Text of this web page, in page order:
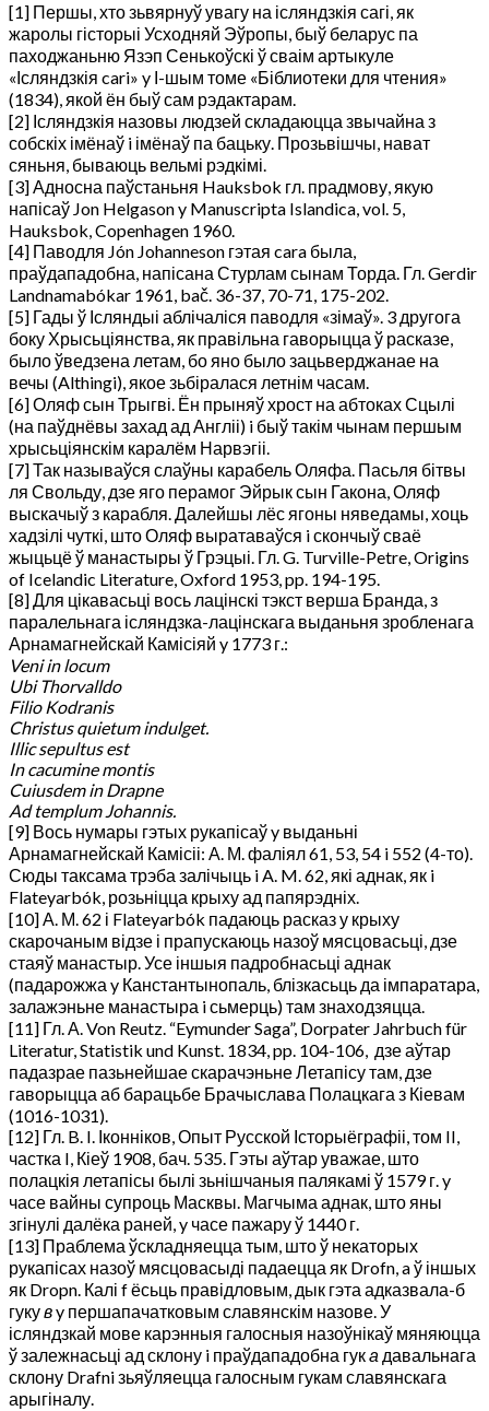
[1] Першы, хто зьвярнуў увагу на ісляндзкія сагі, як
жаролы гісторыі Усходняй Эўропы, быў беларус па
паходжаньню Язэп Сенькоўскі ў сваім артыкуле
«Ісляндзкія cari» y І-шым томе «Біблиотеки для чтения»
(1834), якой ён быў сам рэдактарам.
[2] Ісляндзкія назовы людзей складаюцца звычайна з
собскіх імёнаў i імёнаў па бацьку. Прозьвішчы, нават
сяньня, бываюць вельмі рэдкімі.
[3] Адносна паўстаньня Hauksbok гл. прадмову, якую
напісаў Jon Helgason y Manuscripta Islandica, vol. 5,
Hauksbok, Copenhagen 1960.
[4] Паводля Jón Johanneson гэтая cara была,
праўдападобна, напісана Стурлам сынам Торда. Гл. Gerdir
Landnamabókar 1961, bač. 36-37, 70-71, 175-202.
[5] Гады ў Ісляндыі аблічаліся паводля «зімаў». 3 другога
боку Хрысьціянства, як правільна гаворыцца ў расказе,
было ўведзена летам, бо яно было зацьверджанае на
вечы (Althingi), якое зьбіралася летнім часам.
[6] Оляф сын Трыгві. Ён прыняў хрост на абтоках Сцылі
(на паўднёвы захад ад Англіі) i быў такім чынам першым
хрысьціянскім каралём Нарвэгіі.
[7] Так называўся слаўны карабель Оляфа. Пасьля бітвы
ля Свольду, дзе яго перамог Эйрык сын Гакона, Оляф
выскачыў з карабля. Далейшы лёс ягоны няведамы, хоць
хадзілі чуткі, што Оляф выратаваўся i скончыў сваё
жыцьцё ў манастыры ў Грэцыі. Гл. G. Turville-Petre, Origins
of Icelandic Litera­ture, Oxford 1953, pp. 194-195.
[8] Для цікавасьці вось лацінскі тэкст верша Бранда, з
паралельнага ісляндзка-лацінскага выданьня зробленага
Арнамагнейскай Камісіяй y 1773 г.:
Veni in locum
Ubi Thorvalldo
Filio Kodranis
Christus quietum indulget.
Illic sepultus est
In cacumine montis
Cuiusdem in Drapne
Ad templum Johannis.
[9] Вось нумары гэтых рукапісаў y выданьні
Арнамагнейскай Камісіі: А. М. фаліял 61, 53, 54 i 552 (4-то).
Сюды таксама трэба залічыць i A. M. 62, які аднак, як i
Flateyarbók, розьніцца крыху ад папярэдніх.
[10] А. М. 62 і Flateyarbók падаюць расказ у крыху
скарочаным відзе і прапускаюць назоў мясцовасьці, дзе
стаяў манастыр. Усе іншыя падробнасьці аднак
(падарожжа y Канстантынопаль, блізкасьць да імпаратара,
залажэньне манастыра i сьмерць) там знаходзяцца.
[11] Гл. А. Von Reutz. “Eymunder Saga”, Dorpater Jahrbuch für
Literatur, Statistik und Kunst. 1834, pp. 104-106, дзе аўтар
падазрае пазьнейшае скарачэньне Летапісу там, дзе
гаворыцца аб барацьбе Брачыслава Полацкага з Кіевам
(1016-1031).
[12] Гл. B. I. Іконніков, Опыт Русской Історыёграфіі, том II,
частка I, Кіеў 1908, бач. 535. Гэты аўтар уважае, што
полацкія летапісы былі зьнішчаныя палякамі ў 1579 г. y
часе вайны супроць Масквы. Магчыма аднак, што яны
згінулі далёка раней, y часе пажару ў 1440 г.
[13] Праблема ўскладняецца тым, што ў некаторых
рукапісах назоў мясцовасыді падаецца як Drofn, a ў іншых
як Dropn. Калі f ёсьць правідловым, дык гэта адказвала-б
гукувy першапачатковым славянскім назове. У
ісляндзкай мове карэнныя галосныя назоўнікаў мяняюцца
ў залежнасьці ад склону i праўдападобна гука давальнага
склону Drafni зьяўляецца галосным гукам славянскага
арыгіналу.